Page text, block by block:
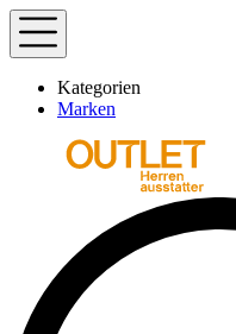
Kategorien
Marken